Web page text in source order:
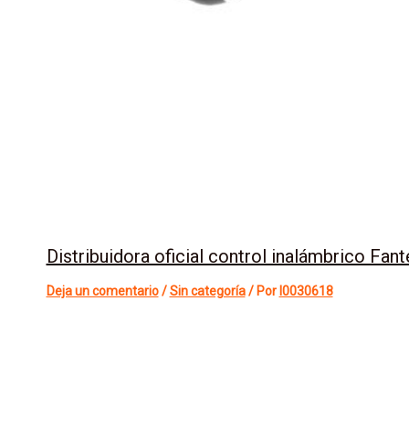
Distribuidora oficial control inalámbrico
Deja un comentario /Sin categoría/ Porl0030618